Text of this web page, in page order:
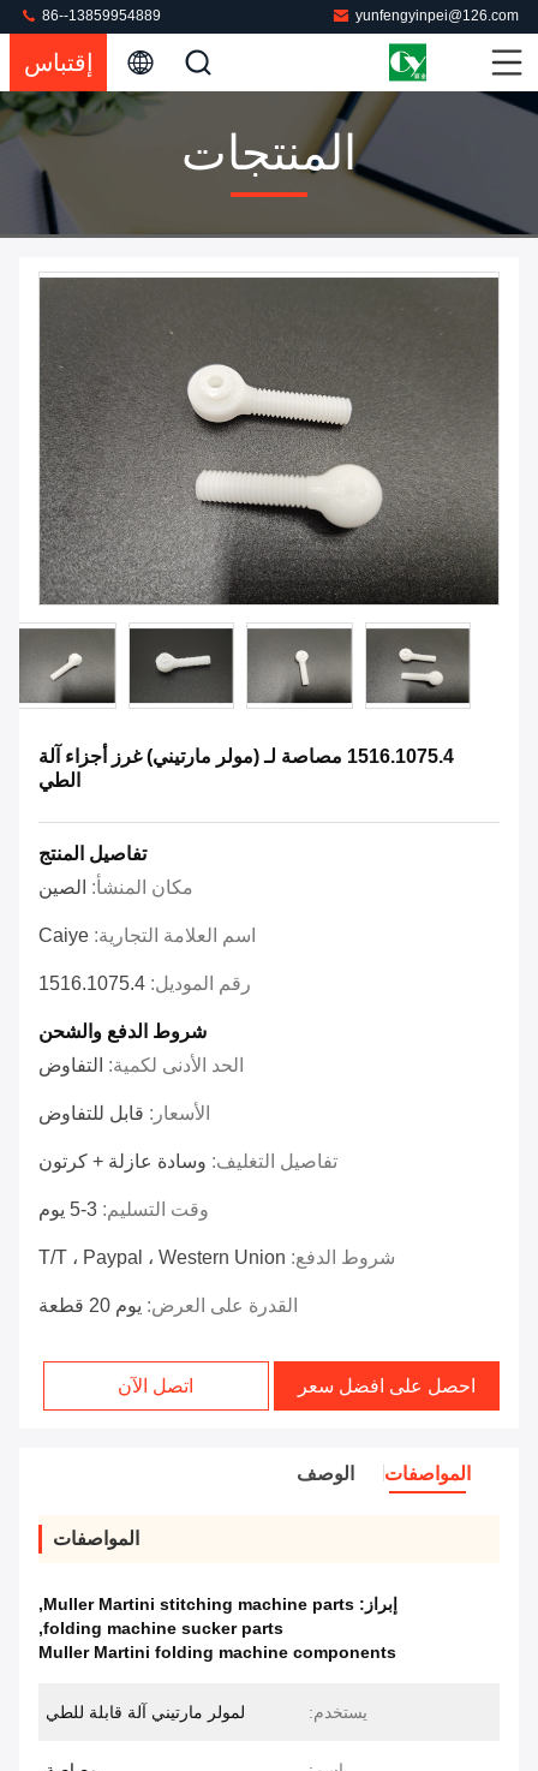
yunfengyinpei@126.com
86--13859954889
إقتباس
المنتجات
1516.1075.4 مصاصة لـ (مولر مارتيني) غرز أجزاء آلة
الطي
تفاصيل المنتج
مكان المنشأ: الصين
اسم العلامة التجارية: Caiye
رقم الموديل: 1516.1075.4
شروط الدفع والشحن
الحد الأدنى لكمية: التفاوض
الأسعار: قابل للتفاوض
تفاصيل التغليف: وسادة عازلة + كرتون
وقت التسليم: 3-5 يوم
شروط الدفع: T/T ، Paypal ، Western Union
القدرة على العرض: يوم 20 قطعة
احصل على افضل سعر اتصل الآن
المواصفات الوصف
المواصفات
إبراز: Muller Martini stitching machine parts
,
folding machine sucker parts
,
Muller Martini folding machine components
يستخدم: لمولر مارتيني آلة قابلة للطي